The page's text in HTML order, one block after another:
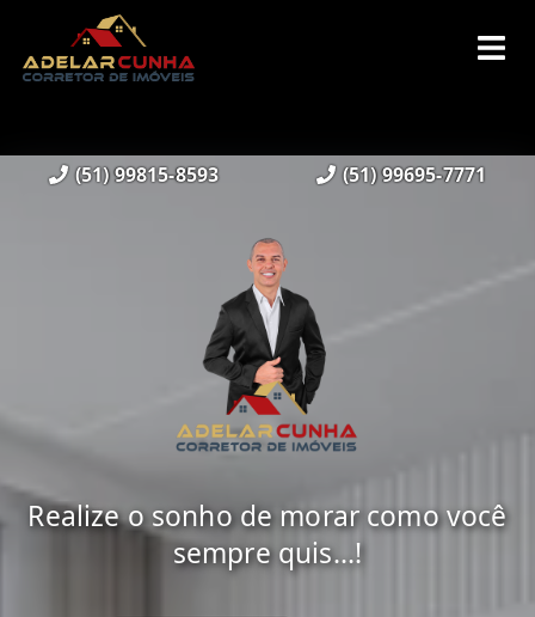
(51) 99815-8593 (51) 99695-7771
Realize o sonho de morar como você
sempre quis...!